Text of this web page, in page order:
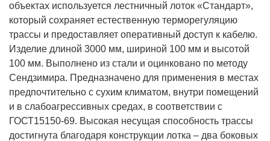
объектах используется лестничный лоток «Стандарт»,
который сохраняет естественную терморегуляцию
трассы и предоставляет оперативный доступ к кабелю.
Изделие длиной 3000 мм, шириной 100 мм и высотой
100 мм. Выполнено из стали и оцинковано по методу
Сендзимира. Предназначено для применения в местах
предпочтительно с сухим климатом, внутри помещений
и в слабоагрессивных средах, в соответствии с
ГОСТ15150-69. Высокая несущая способность трассы
достигнута благодаря конструкции лотка – два боковых